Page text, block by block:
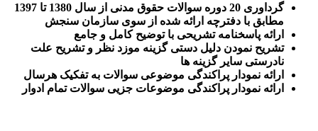
گرداوری 20 دوره سوالات حقوق مدنی از سال 1380 تا 1397
مطابق با دفترچه ارائه شده از سوی سازمان سنجش
ارائه پاسخنامه تشریحی با توضیح کامل و جامع
تشریح نمودن دلیل دستی گزینه موزد نظر و تشریح علت
نادرستی سایر گزینه ها
ارائه نمودار پراکندگی موضوعی سوالات به تفکیک هرسال
رائه نمودار پراکندگی موضوعات جزیی سوالات تمام ادوار